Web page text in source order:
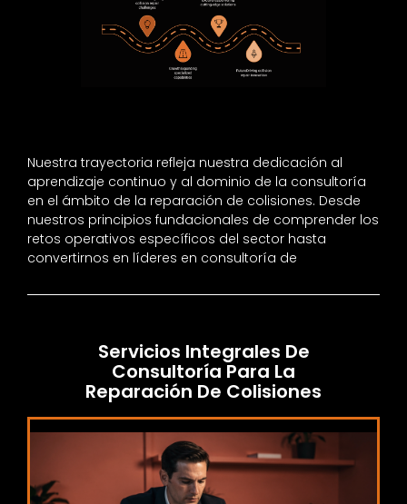
Nuestra trayectoria refleja nuestra dedicación al
aprendizaje continuo y al dominio de la consultoría
en el ámbito de la reparación de colisiones. Desde
nuestros principios fundacionales de comprender los
retos operativos específicos del sector hasta
convertirnos en líderes en consultoría de
Servicios Integrales De
Consultoría Para La
Reparación De Colisiones